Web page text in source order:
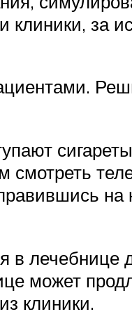
за
на
в лечебнице
может
клиники.